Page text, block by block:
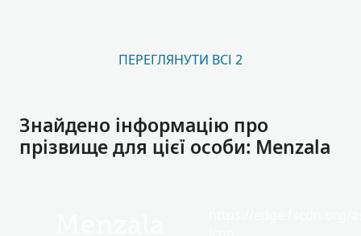
ПЕРЕГЛЯНУТИ ВСІ 2
Знайдено інформацію про
прізвище для цієї особи: Menzala